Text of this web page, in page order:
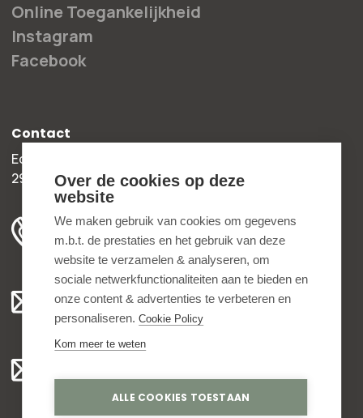
Online Toegankelijkheid
Instagram
Facebook
Contact
Edisonweg 30b
2952 AD Alblasserdam
+31 78 204 90 50
ma t/m vr 8.00 - 16.30 uur
Algemeen:
info@bedankjes.nl
klantenservice@bedankjes.nl
Over de cookies op deze
website
We maken gebruik van cookies om gegevens
m.b.t. de prestaties en het gebruik van deze
website te verzamelen & analyseren, om
sociale netwerkfunctionaliteiten aan te bieden en
onze content & advertenties te verbeteren en
personaliseren.Cookie Policy
Kom meer te weten
ALLE COOKIES TOESTAAN